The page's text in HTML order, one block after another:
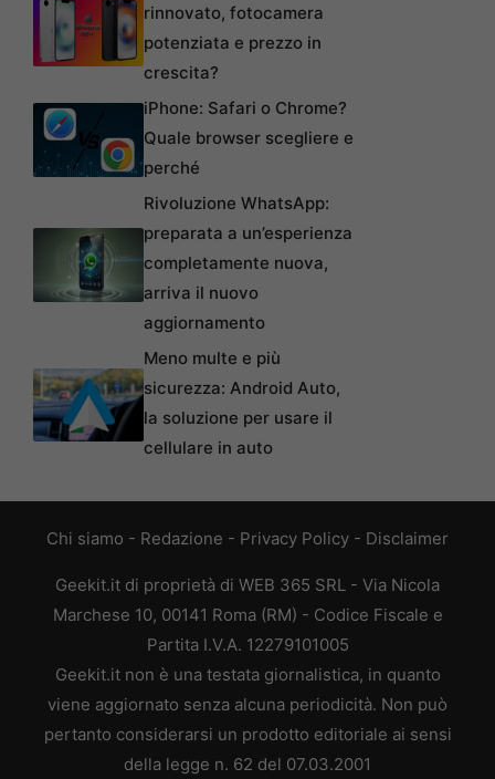
rinnovato, fotocamera
potenziata e prezzo in
crescita?
iPhone: Safari o Chrome?
Quale browser scegliere e
perché
Rivoluzione WhatsApp:
preparata a un’esperienza
completamente nuova,
arriva il nuovo
aggiornamento
Meno multe e più
sicurezza: Android Auto,
la soluzione per usare il
cellulare in auto
Chi siamo - Redazione - Privacy Policy - Disclaimer
Geekit.it di proprietà di WEB 365 SRL - Via Nicola
Marchese 10, 00141 Roma (RM) - Codice Fiscale e
Partita I.V.A. 12279101005
Geekit.it non è una testata giornalistica, in quanto
viene aggiornato senza alcuna periodicità. Non può
pertanto considerarsi un prodotto editoriale ai sensi
della legge n. 62 del 07.03.2001